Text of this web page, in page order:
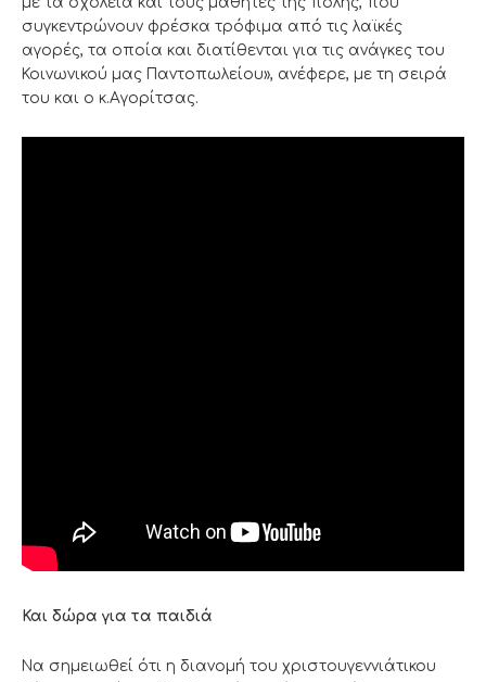
συγκεντρώνουν φρέσκα τρόφιμα από τις λαϊκές
αγορές, τα οποία και διατίθενται για τις ανάγκες του
Κοινωνικού μας Παντοπωλείου», ανέφερε, με τη σειρά
του και ο κ.Αγορίτσας.
Και δώρα για τα παιδιά
Να σημειωθεί ότι η διανομή του χριστουγεννιάτικου